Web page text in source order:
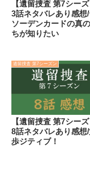
【遺留捜査 第7シーズ
3話ネタバレあり感想
ソーデンカードの真
ちが知りたい
遺留捜査 第7シーズン
【遺留捜査 第7シーズ
8話ネタバレあり感想
歩ジティブ！